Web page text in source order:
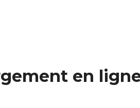
l’apprentissage
en